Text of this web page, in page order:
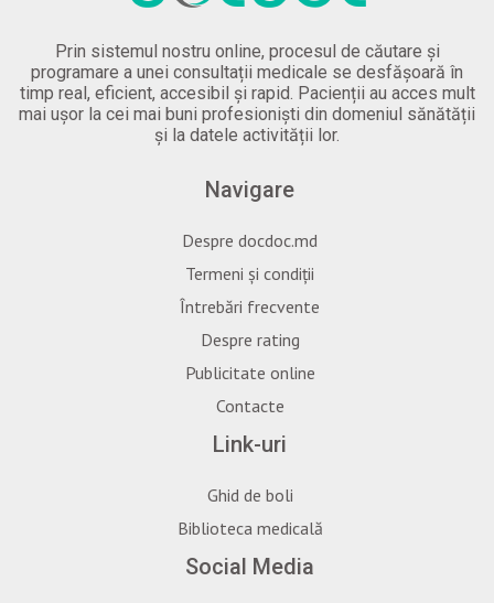
Prin sistemul nostru online, procesul de căutare și
programare a unei consultații medicale se desfășoară în
timp real, eficient, accesibil și rapid. Pacienții au acces mult
mai ușor la cei mai buni profesioniști din domeniul sănătății
și la datele activității lor.
Navigare
Despre docdoc.md
Termeni și condiții
Întrebări frecvente
Despre rating
Publicitate online
Contacte
Link-uri
Ghid de boli
Biblioteca medicală
Social Media